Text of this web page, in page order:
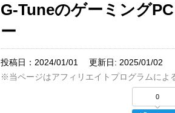
G-Tuneのゲーミング
ー
投稿日： 2024/01/01 更新日: 2025/01/02
※当ページはアフィリエイトプログラムによ
0